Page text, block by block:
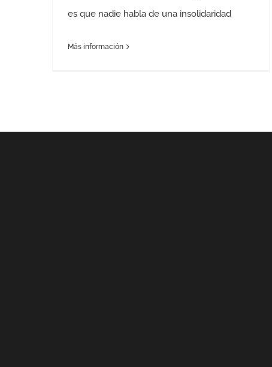
es que nadie habla de una insolidaridad
Más información